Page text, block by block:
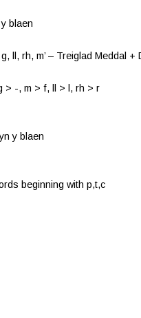
blaen
ll, rh, m’ – Treiglad Meddal +
> -, m > f, ll > l, rh > r
y blaen
beginning with p,t,c